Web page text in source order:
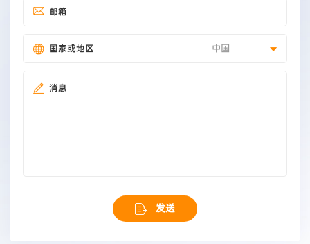
邮箱
国家或地区 中国
消息
发送